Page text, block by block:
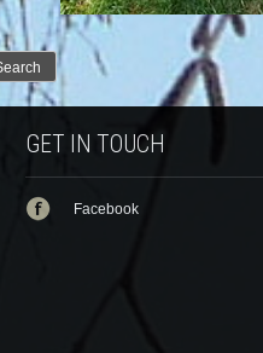
GET IN TOUCH
Facebook